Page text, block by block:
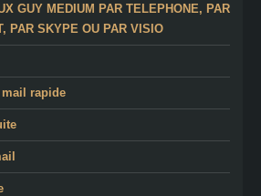
GUY MEDIUM PAR TELEPHONE, PAR
PAR SKYPE OU PAR VISIO
rapide